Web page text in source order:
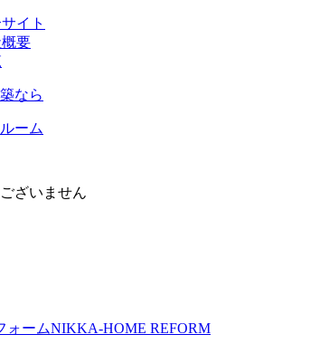
イト
要
なら
ざいません
ォームNIKKA-HOME REFORM